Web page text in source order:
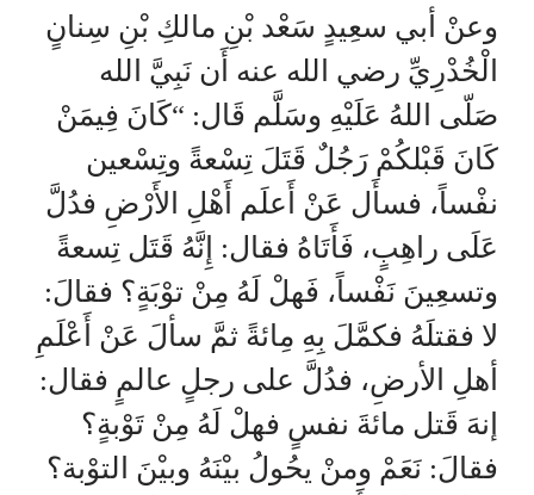
وعنْ أبي سعِيدٍ سَعْد بْنِ مالكِ بْنِ سِنانٍ
الْخُدْرِيِّ رضي الله عنه أَن نَبِيَّ الله
صَلّى اللهُ عَلَيْهِ وسَلَّم قَال: “كَانَ فِيمَنْ
كَانَ قَبْلكُمْ رَجُلٌ قَتَلَ تِسْعةً وتِسْعين
نفْساً، فسأَل عَنْ أَعلَم أَهْلِ الأَرْضِ فدُلَّ
عَلَى راهِبٍ، فَأَتَاهُ فقال: إِنَّهُ قَتَل تِسعةً
وتسعِينَ نَفْساً، فَهلْ لَهُ مِنْ توْبَةٍ؟ فقالَ:
لا فقتلَهُ فكمَّلَ بِهِ مِائةً ثمَّ سألَ عَنْ أَعْلَمِ
أهلِ الأرضِ، فدُلَّ على رجلٍ عالمٍ فقال:
إنهَ قَتل مائةَ نفسٍ فهلْ لَهُ مِنْ تَوْبةٍ؟
فقالَ: نَعَمْ ومنْ يحُولُ بيْنَهُ وبيْنَ التوْبة؟